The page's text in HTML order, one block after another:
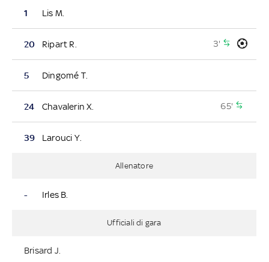
1 Lis M.
20 Ripart R. 3'
5 Dingomé T.
24 Chavalerin X. 65'
39 Larouci Y.
Allenatore
- Irles B.
Ufficiali di gara
Brisard J.